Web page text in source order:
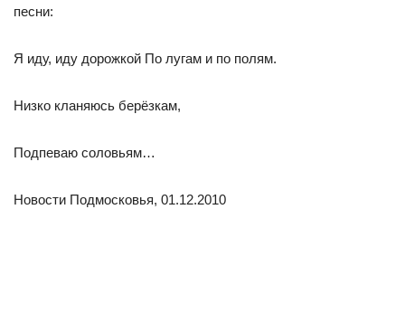
песни:
Я иду, иду дорожкой По лугам и по полям.
Низко кланяюсь берёзкам,
Подпеваю соловьям…
Новости Подмосковья, 01.12.2010